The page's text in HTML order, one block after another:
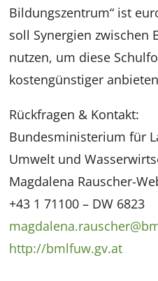
Bildungszentrum“ ist
soll Synergien zwischen
nutzen, um diese
kostengünstiger
Rückfragen & Kontakt:
Bundesministerium für
Umwelt und
Magdalena Rauscher-
+43 1 71100 – DW 6823
http://bmlfuw.gv.at